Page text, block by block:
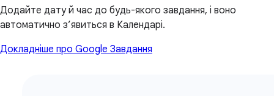
Додайте дату й час до будь-якого завдання, і воно
автоматично з’явиться в Календарі.
Докладніше про Google Завдання